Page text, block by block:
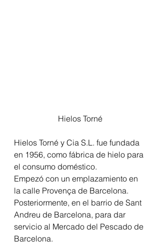
Hielos Torné
Hielos Torné y Cia S.L. fue fundada
en 1956, como fábrica de hielo para
el consumo doméstico.
Empezó con un emplazamiento en
la calle Provença de Barcelona.
Posteriormente, en el barrio de Sant
Andreu de Barcelona, para dar
servicio al Mercado del Pescado de
Barcelona.